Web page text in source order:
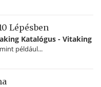
Lépésben
Katalógus - Vitaking
például...